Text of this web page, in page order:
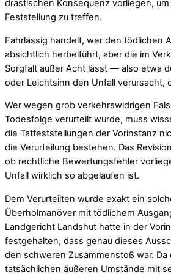
drastischen Konsequenz vorliegen,
Feststellung zu treffen.
Fahrlässig handelt, wer den tödlichen
absichtlich herbeiführt, aber die im
Sorgfalt außer Acht lässt — also etwa
oder Leichtsinn den Unfall verursacht,
Wer wegen grob verkehrswidrigen
Todesfolge verurteilt wurde, muss
die Tatfeststellungen der Vorinstanz
die Verurteilung bestehen. Das
ob rechtliche Bewertungsfehler
Unfall wirklich so abgelaufen ist.
Dem Verurteilten wurde exakt ein
Überholmanöver mit tödlichem
Landgericht Landshut hatte in der
festgehalten, dass genau dieses
den schweren Zusammenstoß war. Da
tatsächlichen äußeren Umstände mit